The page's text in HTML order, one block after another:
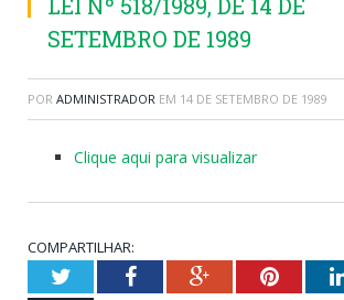
SETEMBRO DE 1989
POR ADMINISTRADOR EM 14 DE SETEMBRO DE 1989
Clique aqui para visualizar
COMPARTILHAR:
TwitterFacebookGoogle+